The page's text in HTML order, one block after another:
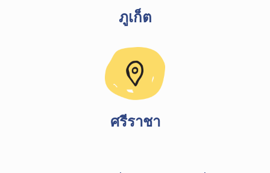
ภูเก็ต
ศรีราชา